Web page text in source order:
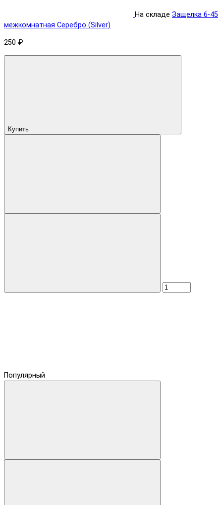
На складе Защелка 6-45
межкомнатная Серебро (Silver)
250 ₽
Купить
Популярный